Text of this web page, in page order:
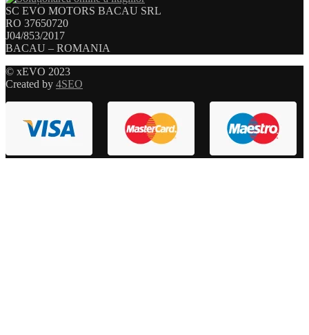
SC EVO MOTORS BACAU SRL
RO 37650720
J04/853/2017
BACAU – ROMANIA
© xEVO 2023
Created by 4SEO